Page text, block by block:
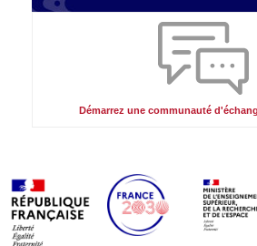
Démarrez une communauté